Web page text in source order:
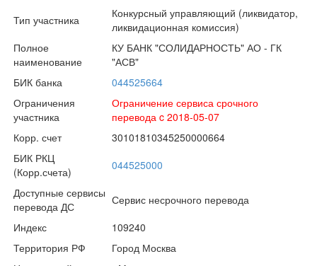
Тип участника
Конкурсный управляющий (ликвидатор,
ликвидационная комиссия)
Полное
наименование
КУ БАНК "СОЛИДАРНОСТЬ" АО - ГК
"АСВ"
БИК банка
044525664
Ограничения
участника
Ограничение сервиса срочного
перевода c 2018-05-07
Корр. счет
30101810345250000664
БИК РКЦ
(Корр.счета)
044525000
Доступные сервисы
перевода ДС
Сервис несрочного перевода
Индекс
109240
Территория РФ
Город Москва